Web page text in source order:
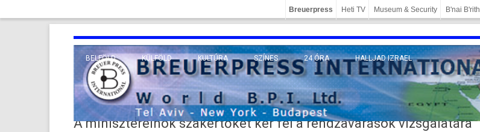
Breuerpress Heti TV Museum & Security B'nai B'rith
BELFÖLD KÜLFÖLD
EURÓPA
KÖZEL-KELET
KULTÚRA
TUDOMÁNY
VALLÁS
SZÍNES 24 ÓRA HALLJAD IZRAEL
A miniszterelnök szakértőket kér fel a rendzavarások vizsgálatára